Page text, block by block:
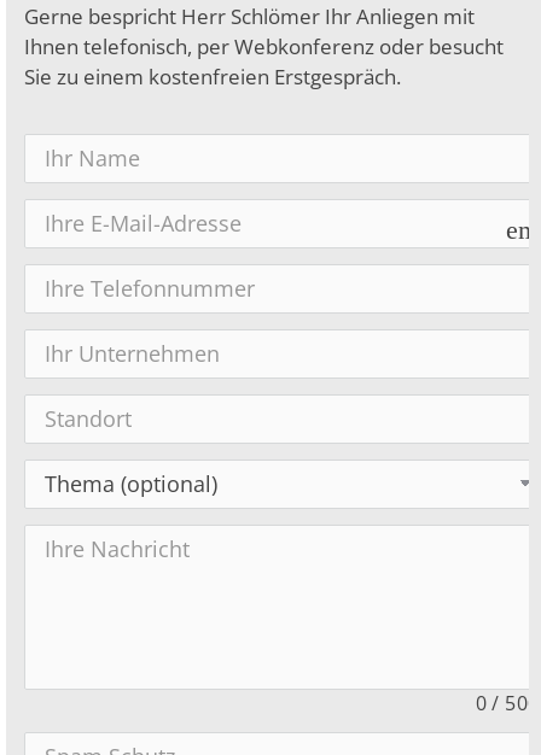
Gerne bespricht Herr Schlömer Ihr Anliegen mit
Ihnen telefonisch, per Webkonferenz oder besucht
Sie zu einem kostenfreien Erstgespräch.
0/